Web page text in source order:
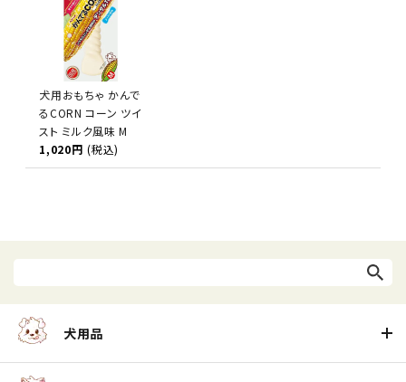
犬用おもちゃ かんで
るCORN コーン ツイ
スト ミルク風味 M
1,020円 (税込)
犬用品